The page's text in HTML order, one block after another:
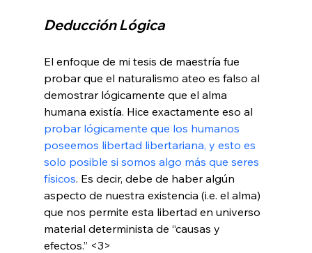
Deducción Lógica
El enfoque de mi tesis de maestría fue
probar que el naturalismo ateo es falso al
demostrar lógicamente que el alma
humana existía. Hice exactamente eso al
probar lógicamente que los humanos
poseemos libertad libertariana, y esto es
solo posible si somos algo más que seres
físicos. Es decir, debe de haber algún
aspecto de nuestra existencia (i.e. el alma)
que nos permite esta libertad en universo
material determinista de “causas y
efectos.” <3>